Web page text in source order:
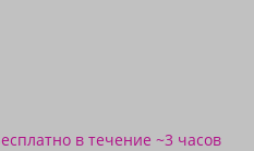
в течение ~3 часов